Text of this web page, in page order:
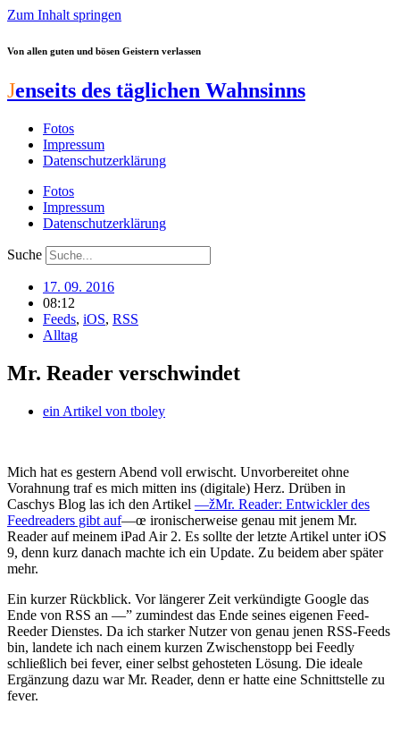
Zum Inhalt springen
Von allen guten und bösen Geistern verlassen
Jenseits des täglichen Wahnsinns
Fotos
Impressum
Datenschutzerklärung
Fotos
Impressum
Datenschutzerklärung
Suche
17. 09. 2016
08:12
Feeds, iOS, RSS
Alltag
Mr. Reader verschwindet
ein Artikel von tboley
Mich hat es gestern Abend voll erwischt. Unvorbereitet ohne
Vorahnung traf es mich mitten ins (digitale) Herz. Drüben in
Caschys Blog las ich den Artikel —žMr. Reader: Entwickler des
Feedreaders gibt auf—œ ironischerweise genau mit jenem Mr.
Reader auf meinem iPad Air 2. Es sollte der letzte Artikel unter iOS
9, denn kurz danach machte ich ein Update. Zu beidem aber später
mehr.
Ein kurzer Rückblick. Vor längerer Zeit verkündigte Google das
Ende von RSS an —” zumindest das Ende seines eigenen Feed-
Reeder Dienstes. Da ich starker Nutzer von genau jenen RSS-Feeds
bin, landete ich nach einem kurzen Zwischenstopp bei Feedly
schließlich bei fever, einer selbst gehosteten Lösung. Die ideale
Ergänzung dazu war Mr. Reader, denn er hatte eine Schnittstelle zu
fever.